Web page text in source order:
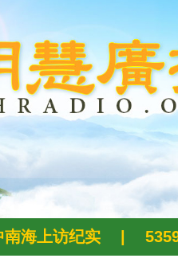
南海上访纪实